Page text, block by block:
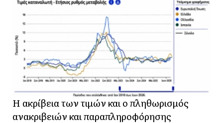
Η ακρίβεια των τιμών και ο πληθωρισμός
ανακριβειών και παραπληροφόρησης